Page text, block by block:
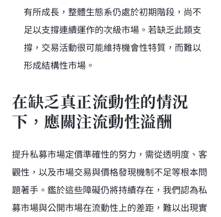
有所成長，整體生態系仍處於初期階段，尚不
足以支撐連續運作的次級市場。若缺乏此類支
撐，交易活動很可能維持機會性特質，而難以
形成結構性市場。
在缺乏真正流動性的情況
下，應關注流動性溢酬
提升私募市場定價準確性的努力，需從透明度、客
觀性，以及市場交易與價格發現機制不足等根本問
題著手。鑑於這些障礙仍將持續存在，我們認為私
募市場與公開市場在流動性上的差距，難以出現實